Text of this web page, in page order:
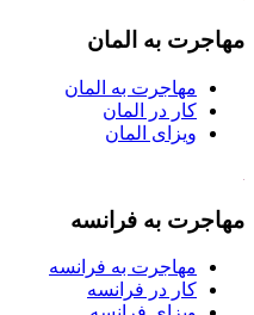
مهاجرت به المان
مهاجرت به المان
کار در المان
ویزای المان
مهاجرت به فرانسه
مهاجرت به فرانسه
کار در فرانسه